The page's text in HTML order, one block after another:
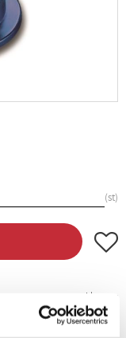
st
I lager
205249